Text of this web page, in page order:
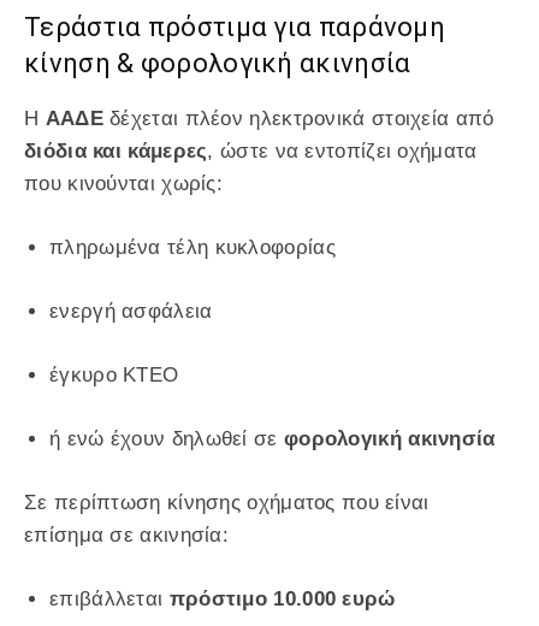
Τεράστια πρόστιμα για παράνομη
κίνηση & φορολογική ακινησία
Η ΑΑΔΕδέχεται πλέον ηλεκτρονικά στοιχεία από
διόδια και κάμερες, ώστε να εντοπίζει οχήματα
που κινούνται χωρίς:
πληρωμένα τέλη κυκλοφορίας
ενεργή ασφάλεια
έγκυρο ΚΤΕΟ
ή ενώ έχουν δηλωθεί σε φορολογική ακινησία
Σε περίπτωση κίνησης οχήματος που είναι
επίσημα σε ακινησία:
επιβάλλεται πρόστιμο 10.000 ευρώ